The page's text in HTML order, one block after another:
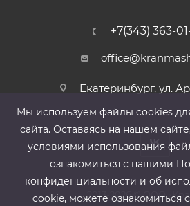
+7(343) 363-
Екатеринбург, ул.
2013-2026 ©ООО
Мы используем файлы cооkies
сайта. Оставаясь на нашем
условиями использования
ознакомиться с нашими
конфиденциальности и об
cookie, можете ознакомиться